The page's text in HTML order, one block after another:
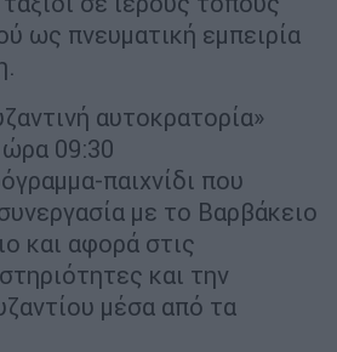
ως πνευματική εμπειρία
αυτοκρατορία»
09:30
παιχνίδι που
με το Βαρβάκειο
και αφορά στις
και την
μέσα από τα